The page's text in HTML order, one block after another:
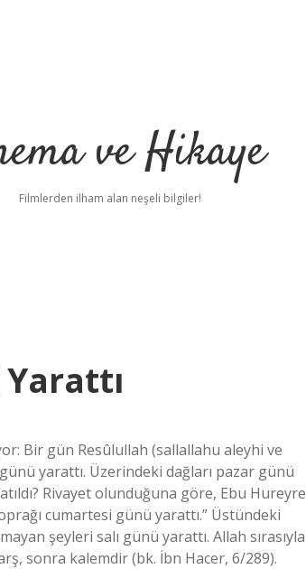
ve Hikaye
Filmlerden ilham alan neşeli bilgiler!
Bir gün Resûlullah (sallallahu aleyhi ve
yarattı. Üzerindeki dağları pazar günü
Rivayet olunduğuna göre, Ebu Hureyre
cumartesi günü yarattı.” Üstündeki
şeyleri salı günü yarattı. Allah sırasıyla
sonra kalemdir (bk. İbn Hacer, 6/289).